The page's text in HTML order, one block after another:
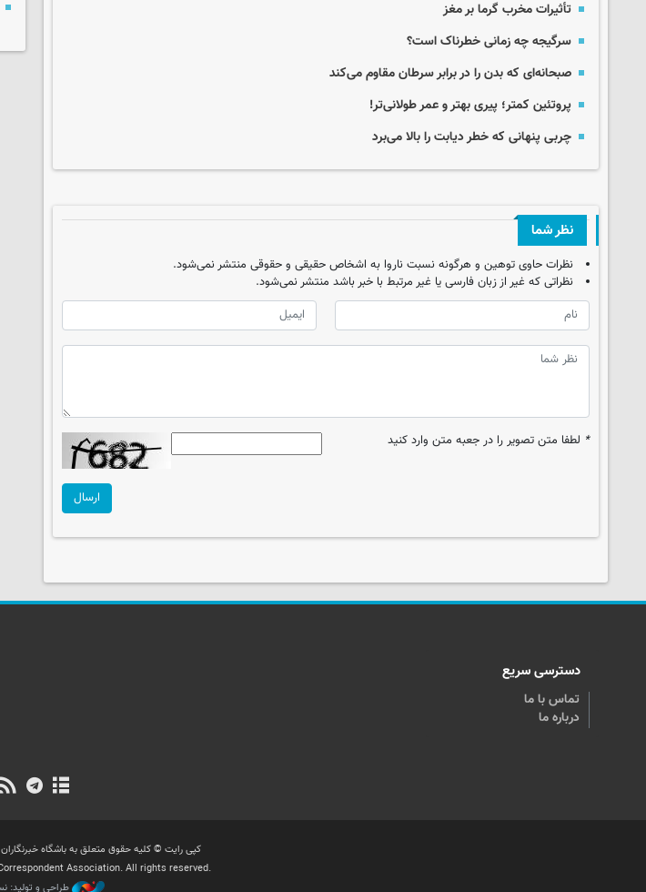
تأثیرات مخرب گرما بر مغز
سرگیجه چه زمانی خطرناک است؟
صبحانه‌ای که بدن‌ را در برابر سرطان مقاوم‌ می‌کند
پروتئین کمتر؛ پیری بهتر و عمر طولانی‌تر!
چربی پنهانی که خطر دیابت را بالا می‌برد
نظر شما
نظرات حاوی توهین و هرگونه نسبت ناروا به اشخاص حقیقی و حقوقی منتشر نمی‌شود.
نظراتی که غیر از زبان فارسی یا غیر مرتبط با خبر باشد منتشر نمی‌شود.
* لطفا متن تصویر را در جعبه متن وارد کنید
ارسال
دسترسی سریع
تماس با ما
درباره ما
کپی رایت © کلیه حقوق متعلق به باشگاه
Association. All rights reserved.
طراحی و تولید: